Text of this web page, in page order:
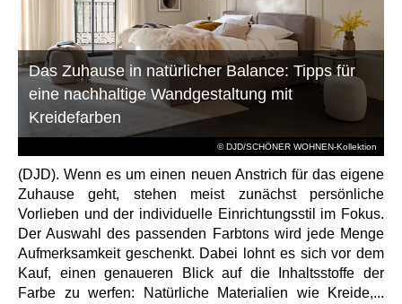
© DJD/SCHÖNER WOHNEN-Kollektion
Das Zuhause in natürlicher Balance: Tipps für
eine nachhaltige Wandgestaltung mit
Kreidefarben
(DJD). Wenn es um einen neuen Anstrich für das eigene
Zuhause geht, stehen meist zunächst persönliche
Vorlieben und der individuelle Einrichtungsstil im Fokus.
Der Auswahl des passenden Farbtons wird jede Menge
Aufmerksamkeit geschenkt. Dabei lohnt es sich vor dem
Kauf, einen genaueren Blick auf die Inhaltsstoffe der
Farbe zu werfen: Natürliche Materialien wie Kreide,...